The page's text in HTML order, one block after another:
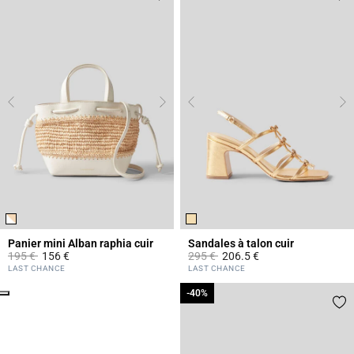
Panier mini Alban raphia cuir
Prix réduit à partir de
195 €à156 €
4,1 out of 5 Customer Rating
LAST CHANCE
Sandales à talon cuir
Prix réduit à partir de
295 €à206.5 €
4,4 out of 5 Customer Rating
LAST CHANCE
-40%
-40%